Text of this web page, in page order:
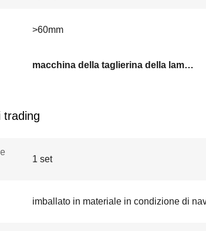
>60mm
macchina della taglierina della lamiera sottile
trading
1 set
imballato in materiale in condizione di